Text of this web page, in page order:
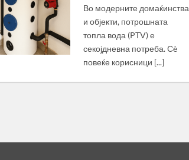
Во модерните домаќинства
и објекти, потрошната
топла вода (PTV) е
секојдневна потреба. Сè
повеќе корисници [...]